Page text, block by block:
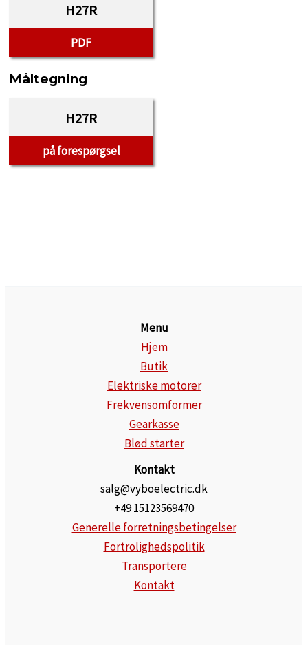
H27R
PDF
Måltegning
H27R
på forespørgsel
Menu
Hjem
Butik
Elektriske motorer
Frekvensomformer
Gearkasse
Blød starter
Kontakt
salg@vyboelectric.dk
+49 15123569470
Generelle forretningsbetingelser
Fortrolighedspolitik
Transportere
Kontakt